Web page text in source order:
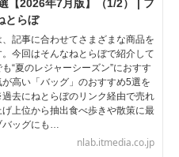
【2026年7月版】（1/2） | フ
とらぼ
記事に合わせてさまざまな商品を
今回はそんなねとらぼで紹介して
“夏のレジャーシーズン”におすす
高い「バッグ」のおすすめ5選を
去にねとらぼのリンク経由で売れ
上位から抽出食べ歩きや散策に最
バッグにも…
nlab.itmedia.co.jp